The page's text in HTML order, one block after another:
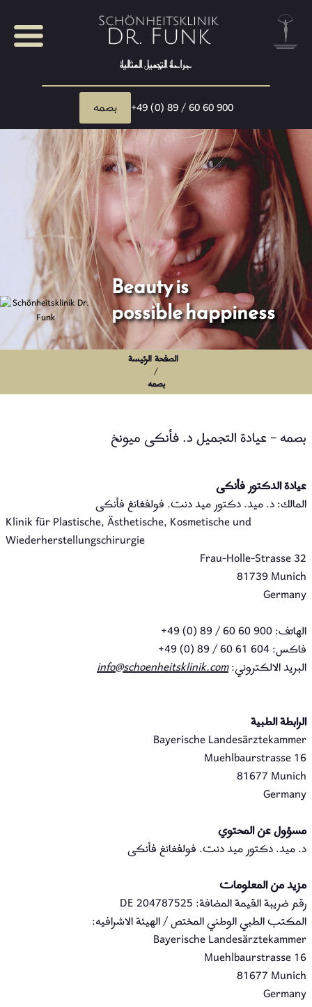
جراحة التجميل المثالية
+49 (0) 89 / 60 60 900 بصمه
Beauty is
possible happiness
الصفحة الرئيسة
/
بصمه
بصمه – عيادة التجميل د. فأنكى ميونخ
عيادة الدكتور فأنكى
المالك: د. ميد. دكتور ميد دنت. فولفغانغ فأنكى
Klinik für Plastische, Ästhetische, Kosmetische und
Wiederherstellungschirurgie
Frau-Holle-Strasse 32
81739 Munich
Germany
الهاتف:+49 (0) 89 / 60 60 900
فاكس:+49 (0) 89 / 60 61 604
البريد الالكتروني:info@schoenheitsklinik.com
الرابطة الطبية
Bayerische Landesärztekammer
Muehlbaurstrasse 16
81677 Munich
Germany
مسؤول عن المحتوي
د. ميد. دكتور ميد دنت. فولفغانغ فأنكى
مزيد من المعلومات
رقم ضريبة القيمة المضافة:DE 204787525
المكتب الطبي الوطني المختص / الهيئة الاشرافيه:
Bayerische Landesärztekammer
Muehlbaurstrasse 16
81677 Munich
Germany